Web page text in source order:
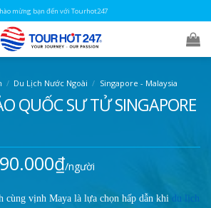
mừng bạn đến với Tourhot247
/ Du Lịch Nước Ngoài / Singapore - Malaysia
QUỐC SƯ TỬ SINGAPORE
₫Giá
hiện
10.490.000₫.
/người
cùng vịnh Maya là lựa chọn hấp dẫn khi du lịch